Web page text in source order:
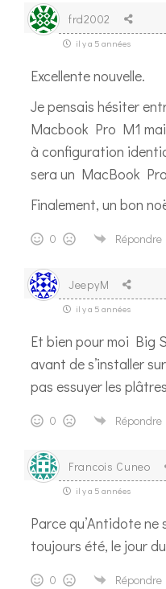
frd2002
il y a 5 années
Excellente nouvelle.
Je pensais hésiter
Macbook Pro M1
à configuration
sera un MacBook
Finalement, un bon
0 Répondre
JeepyM
il y a 5 années
Et bien pour moi Big
avant de s’installer
pas essuyer les
0 Répondre
Francois Cuneo
il y a 5 années
Parce qu’Antidote
toujours été, le jour
0 Répondre